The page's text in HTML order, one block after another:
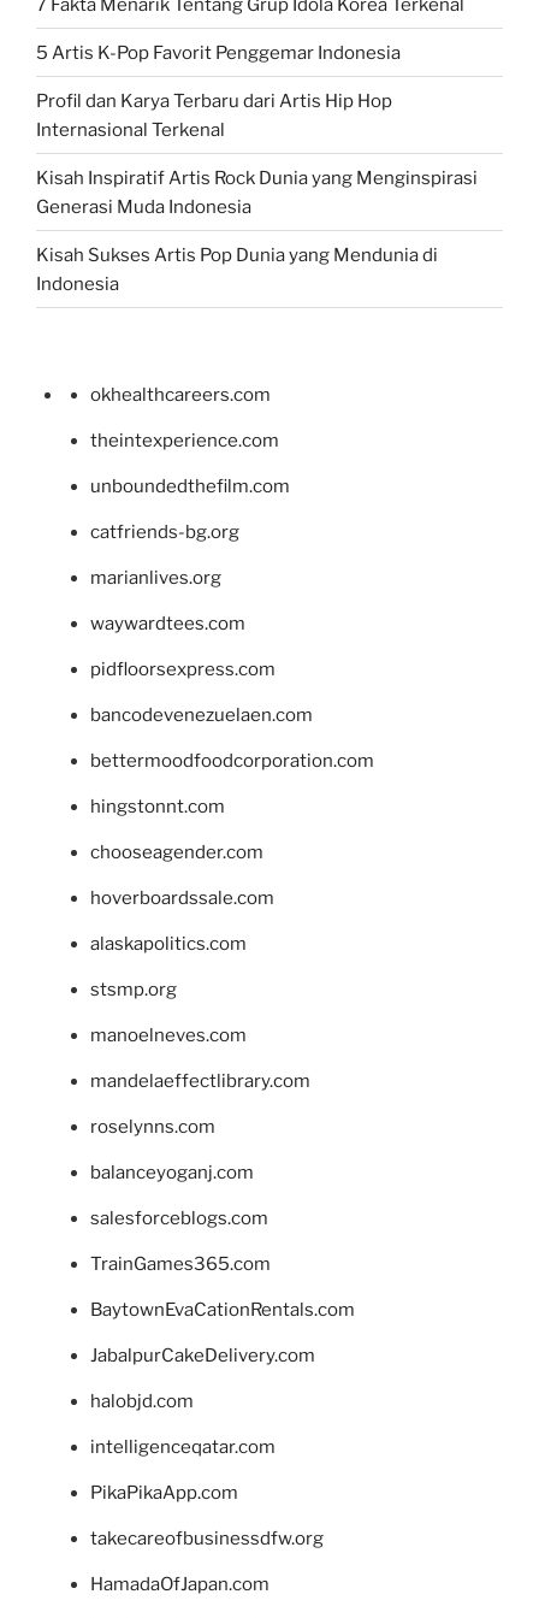
7 Fakta Menarik Tentang Grup Idola Korea Terkenal
5 Artis K-Pop Favorit Penggemar Indonesia
Profil dan Karya Terbaru dari Artis Hip Hop
Internasional Terkenal
Kisah Inspiratif Artis Rock Dunia yang Menginspirasi
Generasi Muda Indonesia
Kisah Sukses Artis Pop Dunia yang Mendunia di
Indonesia
okhealthcareers.com
theintexperience.com
unboundedthefilm.com
catfriends-bg.org
marianlives.org
waywardtees.com
pidfloorsexpress.com
bancodevenezuelaen.com
bettermoodfoodcorporation.com
hingstonnt.com
chooseagender.com
hoverboardssale.com
alaskapolitics.com
stsmp.org
manoelneves.com
mandelaeffectlibrary.com
roselynns.com
balanceyoganj.com
salesforceblogs.com
TrainGames365.com
BaytownEvaCationRentals.com
JabalpurCakeDelivery.com
halobjd.com
intelligenceqatar.com
PikaPikaApp.com
takecareofbusinessdfw.org
HamadaOfJapan.com